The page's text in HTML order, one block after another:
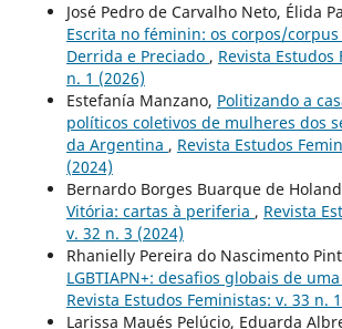
José Pedro de Carvalho Neto, Élida
Escrita no féminin: os corpos/
Derrida e Preciado , Revista Estudos
n. 1 (2026)
Estefanía Manzano, Politizando a
políticos coletivos de mulheres dos
da Argentina , Revista Estudos
(2024)
Bernardo Borges Buarque de
Vitória: cartas à periferia , Revista
v. 32 n. 3 (2024)
Rhanielly Pereira do Nascimento
LGBTIAPN+: desafios globais de
Revista Estudos Feministas: v. 33 n.
Larissa Maués Pelúcio, Eduarda